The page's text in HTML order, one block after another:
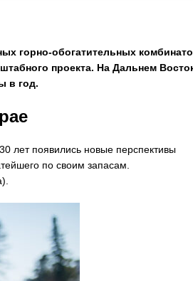
горно-обогатительных
проекта. На Дальнем
в год.
лет появились новые перспективы
по своим запасам.